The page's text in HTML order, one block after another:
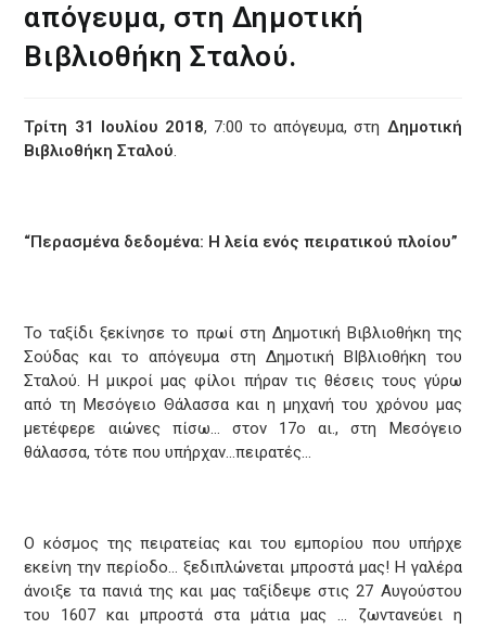
απόγευμα, στη Δημοτική
Βιβλιοθήκη Σταλού.
Τρίτη 31 Ιουλίου 2018, 7:00 το απόγευμα, στη Δημοτική
Βιβλιοθήκη Σταλού.
“Περασμένα δεδομένα: Η λεία ενός πειρατικού πλοίου”
Το ταξίδι ξεκίνησε το πρωί στη Δημοτική Βιβλιοθήκη της
Σούδας και το απόγευμα στη Δημοτική ΒΙβλιοθήκη του
Σταλού. Η μικροί μας φίλοι πήραν τις θέσεις τους γύρω
από τη Μεσόγειο Θάλασσα και η μηχανή του χρόνου μας
μετέφερε αιώνες πίσω… στον 17ο αι., στη Μεσόγειο
θάλασσα, τότε που υπήρχαν…πειρατές…
Ο κόσμος της πειρατείας και του εμπορίου που υπήρχε
εκείνη την περίοδο… ξεδιπλώνεται μπροστά μας! Η γαλέρα
άνοιξε τα πανιά της και μας ταξίδεψε στις 27 Αυγούστου
του 1607 και μπροστά στα μάτια μας … ζωντανεύει η